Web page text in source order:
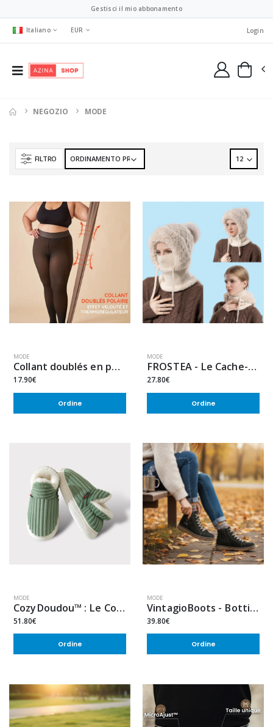
Gestisci il mio abbonamento
Italiano EUR Login
NEGOZIO MODE
FILTRO
MODE
Collant doublés en polaire chaud - Effet velouté et thermorégulateur
17.90€
Ordine
MODE
FROSTEA - Le Cache-Cou Chauffant (Taille Unique)
27.80€
Ordine
MODE
CozyDoudou™ : Le Compagnon Douillet de Vos Pieds (2 paires)
51.80€
Ordine
MODE
VintagioBoots - Bottines orthopédiques vintage confort & robustesse
39.80€
Ordine